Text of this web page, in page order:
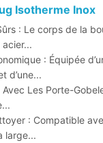
Isotherme Inox
: Le corps de la
: Équipée
d’une...
Les Porte-
: Compatible
large...